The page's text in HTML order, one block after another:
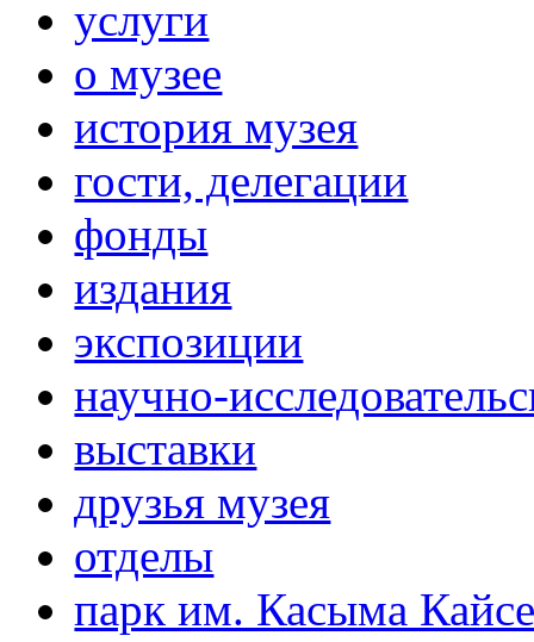
услуги
о музее
история музея
гости, делегации
фонды
издания
экспозиции
научно-
выставки
друзья музея
отделы
парк им. Касыма